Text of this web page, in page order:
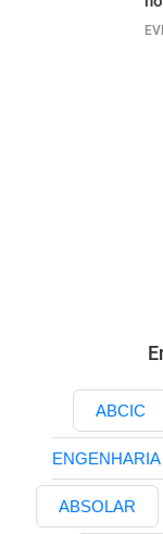
ABCIC
ENGENHARIA
ABSOLAR